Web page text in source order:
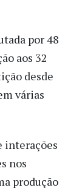
por 48
aos 32
desde
várias
interações
nos
produção